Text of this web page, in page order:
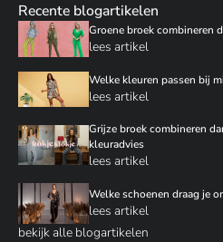
Recente blogartikelen
Groene broek combineren
lees artikel
Welke kleuren passen bij
lees artikel
Grijze broek combineren
kleuradvies
lees artikel
Welke schoenen draag je
lees artikel
bekijk alle blogartikelen